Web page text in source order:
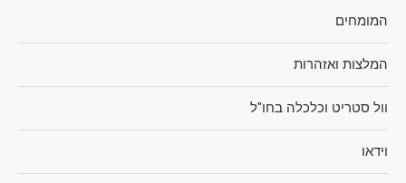
המומחים
המלצות ואזהרות
וול סטריט וכלכלה בחו"ל
וידאו